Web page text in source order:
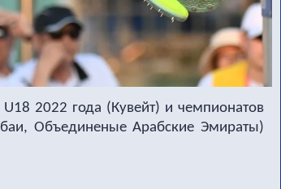
2022 года (Кувейт) и чемпионатов
Объединеные Арабские Эмираты)